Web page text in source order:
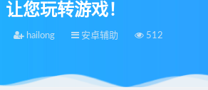
让您玩转游戏！
hailong 安卓辅助 512
王者荣耀 > 安卓辅助 立即下载！最新版王者荣耀透视辅助软件，让您玩转游戏！